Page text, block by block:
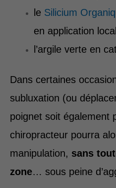
le Silicium
en application
l’argile verte en
Dans certaines
subluxation (ou
poignet soit également
chiropracteur pourra
manipulation, sans
zone… sous peine